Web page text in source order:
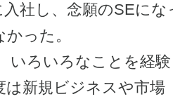
社し、念願のSEに
った。
いろいろなことを経
は新規ビジネスや市場